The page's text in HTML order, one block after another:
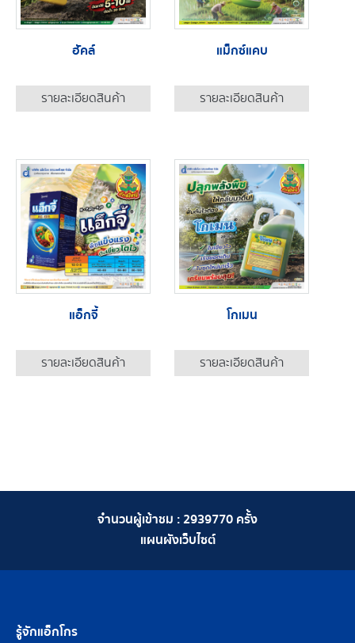
ฮัคล์
รายละเอียดสินค้า
แม็กซ์แคบ
รายละเอียดสินค้า
แอ็กจี้
รายละเอียดสินค้า
โกเมน
รายละเอียดสินค้า
จำนวนผู้เข้าชม :2939770 ครั้ง
แผนผังเว็บไซต์
รู้จักแอ็กโกร